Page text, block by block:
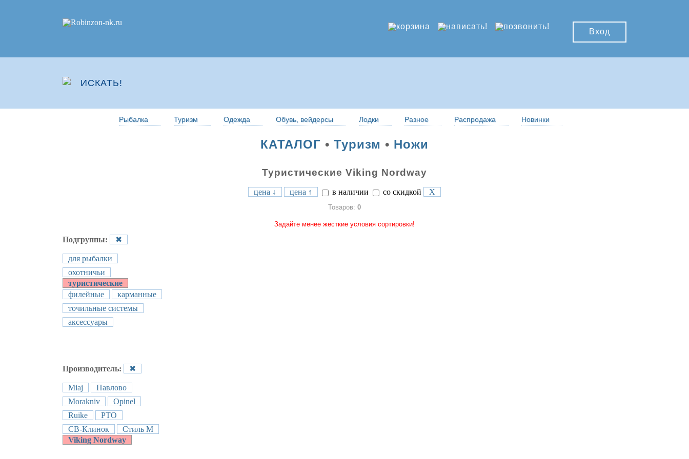
Вход
Рыбалка Туризм Одежда Обувь, вейдерсы Лодки Разное Распродажа Новинки
КАТАЛОГ • Туризм • Ножи
Туристические Viking Nordway
цена ↓ цена ↑ в наличии со скидкой X
Товаров: 0
Задайте менее жесткие условия сортировки!
Подгруппы: ✖
для рыбалки
охотничьи
туристические
филейные
карманные
точильные системы
аксессуары
Производитель: ✖
Miaj
Павлово
Morakniv
Opinel
Ruike
РТО
СВ-Клинок
Стиль М
Viking Nordway